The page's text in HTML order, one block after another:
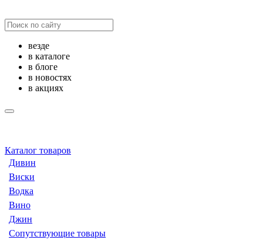
везде
в каталоге
в блоге
в новостях
в акциях
Каталог товаров
Дивин
Виски
Водка
Вино
Джин
Сопутствующие товары